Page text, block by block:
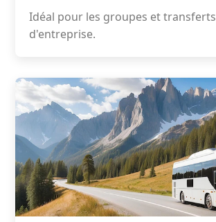
Idéal pour les groupes et transferts
d'entreprise.